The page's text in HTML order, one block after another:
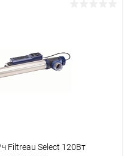
Filtreau Select 120Вт